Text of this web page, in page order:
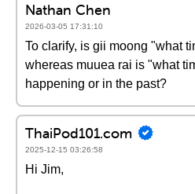
Nathan Chen
2026-03-05 17:31:10
To clarify, is gii moong "what
whereas muuea rai is "what
happening or in the past?
ThaiPod101.com
2025-12-15 03:26:58
Hi Jim,